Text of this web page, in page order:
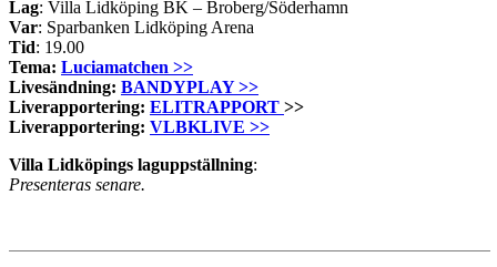
Lag: Villa Lidköping BK – Broberg/Söderhamn
Var: Sparbanken Lidköping Arena
Tid: 19.00
Tema: Luciamatchen >>
Livesändning: BANDYPLAY >>
Liverapportering: ELITRAPPORT >>
Liverapportering: VLBKLIVE >>
Villa Lidköpings laguppställning:
Presenteras senare.